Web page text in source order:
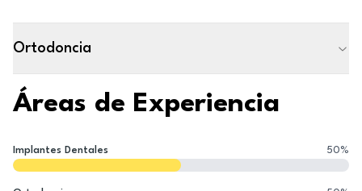
Ortodoncia
Áreas de Experiencia
Implantes Dentales 50%